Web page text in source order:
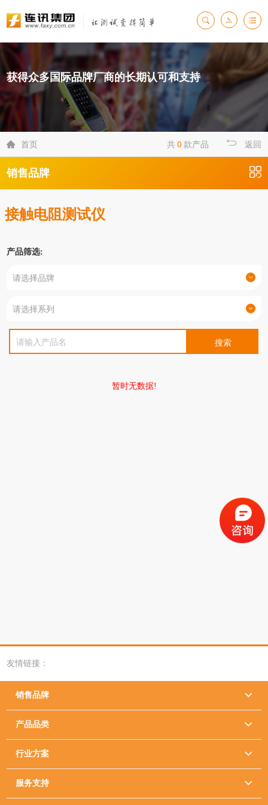
获得众多国际品牌厂商的长期认可和支持
 首页 共0 款产品 返回
销售品牌
接触电阻测试仪
产品筛选:
暂时无数据!
友情链接：
销售品牌 
产品品类 
行业方案 
服务支持 